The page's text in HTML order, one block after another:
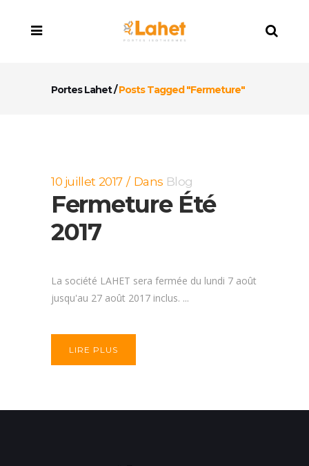
Portes Lahet/Posts Tagged "fermeture"
10 juillet 2017 Dans Blog
Fermeture Été
2017
La société LAHET sera fermée du lundi 7 août
jusqu'au 27 août 2017 inclus. ...
LIRE PLUS